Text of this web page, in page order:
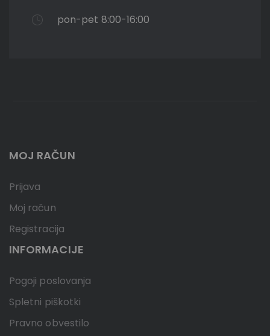
pon-pet 8:00-16:00
MOJ RAČUN
Prijava
Moj račun
Registracija
INFORMACIJE
Pogoji poslovanja
Spletni piškotki
Pravno obvestilo